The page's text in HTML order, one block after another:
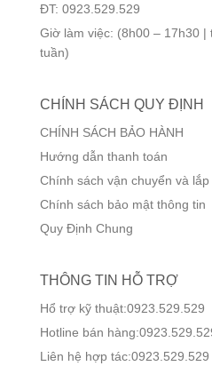
ĐT: 0923.529.529
Giờ làm việc: (8h00 – 17h30 |
tuần)
CHÍNH SÁCH QUY ĐỊNH
CHÍNH SÁCH BẢO HÀNH
Hướng dẫn thanh toán
Chính sách vận chuyển và lắp
Chính sách bảo mật thông tin
Quy Định Chung
THÔNG TIN HỖ TRỢ
Hổ trợ kỹ thuật:0923.529.529
Hotline bán
Liên hệ hợp tác:0923.529.529